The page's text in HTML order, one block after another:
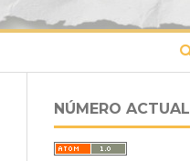
NÚMERO ACTUAL